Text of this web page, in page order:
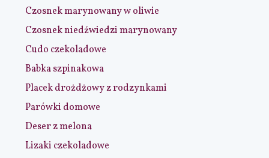
Czosnek marynowany w oliwie
Czosnek niedźwiedzi marynowany
Cudo czekoladowe
Babka szpinakowa
Placek drożdżowy z rodzynkami
Parówki domowe
Deser z melona
Lizaki czekoladowe